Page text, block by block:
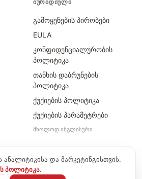
ᲘᲣᲠᲘᲓᲘᲣᲚᲘ
გამოყენების პირობები
EULA
კონფიდენციალურობის
პოლიტიკა
თანხის დაბრუნების
პოლიტიკა
ქუქიების პოლიტიკა
ქუქიების პარამეტრები
მხოლოდ ინგლისური
· PayForSay s. r. o.
ანალიტიკისა და მარკეტინგისთვის.
პოლიტიკა.